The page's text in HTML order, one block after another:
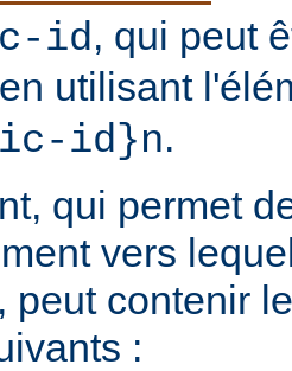
id, qui peut
utilisant
id}n.
qui permet
vers
peut contenir
: